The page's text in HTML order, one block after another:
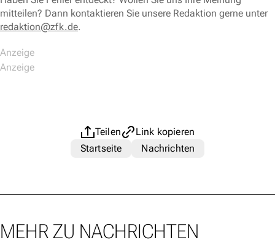
mitteilen? Dann kontaktieren Sie unsere Redaktion gerne unter
redaktion@zfk.de.
Teilen
Link kopieren
Startseite
Nachrichten
MEHR ZU NACHRICHTEN